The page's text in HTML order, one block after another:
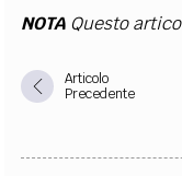
NOTA Questo
Articolo
Precedente